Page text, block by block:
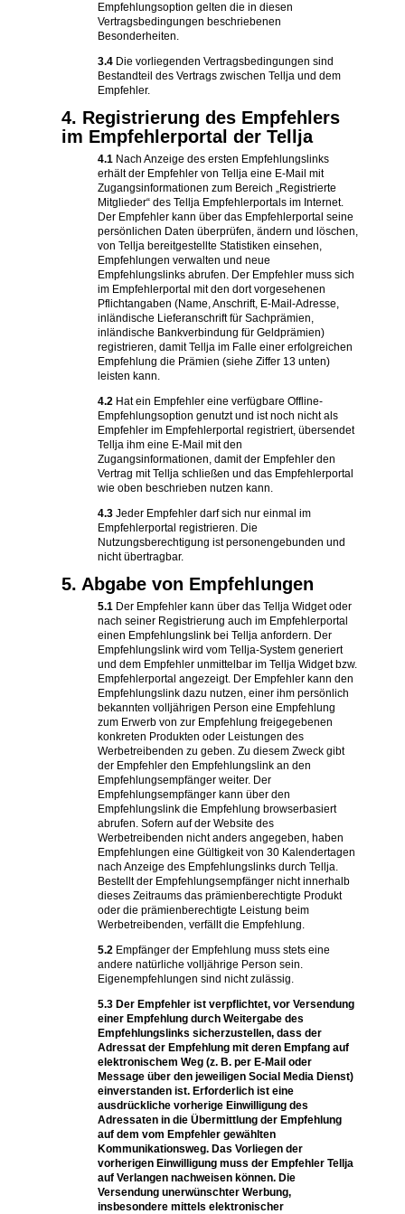
Empfehlungsoption gelten die in diesen
Vertragsbedingungen beschriebenen
Besonderheiten.
3.4 Die vorliegenden Vertragsbedingungen sind
Bestandteil des Vertrags zwischen Tellja und dem
Empfehler.
4. Registrierung des Empfehlers
im Empfehlerportal der Tellja
4.1 Nach Anzeige des ersten Empfehlungslinks
erhält der Empfehler von Tellja eine E-Mail mit
Zugangsinformationen zum Bereich „Registrierte
Mitglieder“ des Tellja Empfehlerportals im Internet.
Der Empfehler kann über das Empfehlerportal seine
persönlichen Daten überprüfen, ändern und löschen,
von Tellja bereitgestellte Statistiken einsehen,
Empfehlungen verwalten und neue
Empfehlungslinks abrufen. Der Empfehler muss sich
im Empfehlerportal mit den dort vorgesehenen
Pflichtangaben (Name, Anschrift, E-Mail-Adresse,
inländische Lieferanschrift für Sachprämien,
inländische Bankverbindung für Geldprämien)
registrieren, damit Tellja im Falle einer erfolgreichen
Empfehlung die Prämien (siehe Ziffer 13 unten)
leisten kann.
4.2 Hat ein Empfehler eine verfügbare Offline-
Empfehlungsoption genutzt und ist noch nicht als
Empfehler im Empfehlerportal registriert, übersendet
Tellja ihm eine E-Mail mit den
Zugangsinformationen, damit der Empfehler den
Vertrag mit Tellja schließen und das Empfehlerportal
wie oben beschrieben nutzen kann.
4.3 Jeder Empfehler darf sich nur einmal im
Empfehlerportal registrieren. Die
Nutzungsberechtigung ist personengebunden und
nicht übertragbar.
5. Abgabe von Empfehlungen
5.1 Der Empfehler kann über das Tellja Widget oder
nach seiner Registrierung auch im Empfehlerportal
einen Empfehlungslink bei Tellja anfordern. Der
Empfehlungslink wird vom Tellja-System generiert
und dem Empfehler unmittelbar im Tellja Widget bzw.
Empfehlerportal angezeigt. Der Empfehler kann den
Empfehlungslink dazu nutzen, einer ihm persönlich
bekannten volljährigen Person eine Empfehlung
zum Erwerb von zur Empfehlung freigegebenen
konkreten Produkten oder Leistungen des
Werbetreibenden zu geben. Zu diesem Zweck gibt
der Empfehler den Empfehlungslink an den
Empfehlungsempfänger weiter. Der
Empfehlungsempfänger kann über den
Empfehlungslink die Empfehlung browserbasiert
abrufen. Sofern auf der Website des
Werbetreibenden nicht anders angegeben, haben
Empfehlungen eine Gültigkeit von 30 Kalendertagen
nach Anzeige des Empfehlungslinks durch Tellja.
Bestellt der Empfehlungsempfänger nicht innerhalb
dieses Zeitraums das prämienberechtigte Produkt
oder die prämienberechtigte Leistung beim
Werbetreibenden, verfällt die Empfehlung.
5.2 Empfänger der Empfehlung muss stets eine
andere natürliche volljährige Person sein.
Eigenempfehlungen sind nicht zulässig.
5.3 Der Empfehler ist verpflichtet, vor Versendung
einer Empfehlung durch Weitergabe des
Empfehlungslinks sicherzustellen, dass der
Adressat der Empfehlung mit deren Empfang auf
elektronischem Weg (z. B. per E-Mail oder
Message über den jeweiligen Social Media Dienst)
einverstanden ist. Erforderlich ist eine
ausdrückliche vorherige Einwilligung des
Adressaten in die Übermittlung der Empfehlung
auf dem vom Empfehler gewählten
Kommunikationsweg. Das Vorliegen der
vorherigen Einwilligung muss der Empfehler Tellja
auf Verlangen nachweisen können. Die
Versendung unerwünschter Werbung,
insbesondere mittels elektronischer